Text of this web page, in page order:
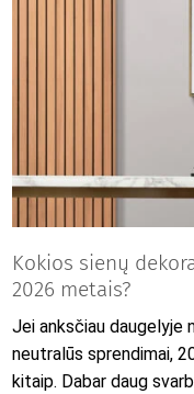
Kokios sienų
2026 metais?
Jei anksčiau daugelyje
neutralūs sprendimai,
kitaip. Dabar daug